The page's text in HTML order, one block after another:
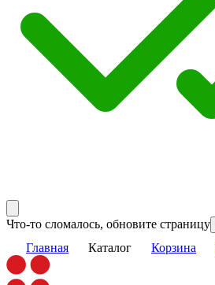
Что-то сломалось, обновите страницу
Главная Каталог Корзина